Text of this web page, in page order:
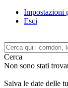
Impostazioni
Esci
Cerca
Non sono stati
Salva le date delle